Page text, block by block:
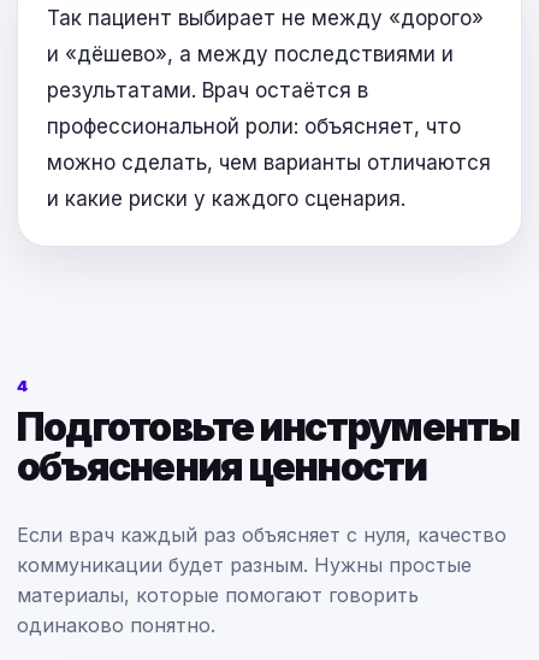
Так пациент выбирает не между «дорого»
и «дёшево», а между последствиями и
результатами. Врач остаётся в
профессиональной роли: объясняет, что
можно сделать, чем варианты отличаются
и какие риски у каждого сценария.
4
Подготовьте инструменты
объяснения ценности
Если врач каждый раз объясняет с нуля, качество
коммуникации будет разным. Нужны простые
материалы, которые помогают говорить
одинаково понятно.